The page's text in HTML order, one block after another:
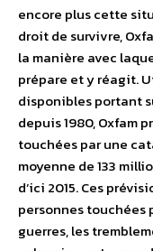
encore plus cette
droit de survivre,
la manière avec
prépare et y réagit.
disponibles portant
depuis 1980, Oxfam
touchées par une
moyenne de 133
d’ici 2015. Ces
personnes touchées
guerres, les